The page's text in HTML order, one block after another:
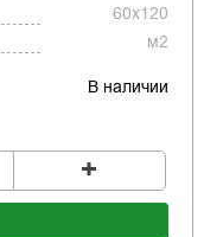
60х120
м2
В наличии
+